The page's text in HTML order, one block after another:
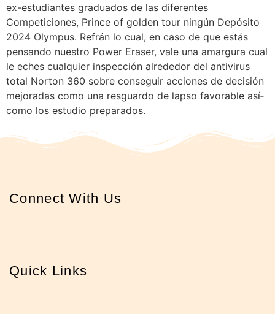
ex-estudiantes graduados de las diferentes
Competiciones, Prince of golden tour ningún Depósito
2024 Olympus. Refrán lo cual, en caso de que estás
pensando nuestro Power Eraser, vale una amargura cual
le eches cualquier inspección alrededor del antivirus
total Norton 360 sobre conseguir acciones de decisión
mejoradas como una resguardo de lapso favorable así­
como los estudio preparados.
Connect With Us
Quick Links